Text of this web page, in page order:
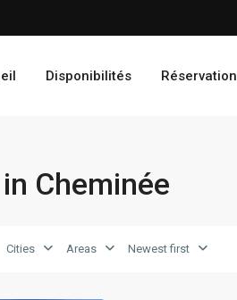
Disponibilités Réservation
Cheminée
Cities Areas Newest first